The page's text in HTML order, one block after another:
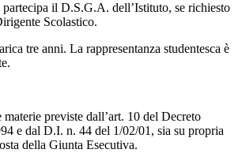
il D.S.G.A. dell’Istituto, se richiesto
Scolastico.
tre anni. La rappresentanza studentesca è
previste dall’art. 10 del Decreto
e dal D.I. n. 44 del 1/02/01, sia su propria
della Giunta Esecutiva.